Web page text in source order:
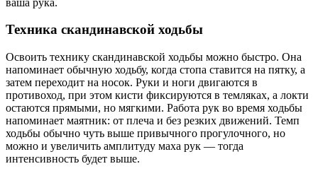
Техника скандинавской ходьбы
Освоить технику скандинавской ходьбы можно быстро. Она
напоминает обычную ходьбу, когда стопа ставится на пятку, а
затем переходит на носок. Руки и ноги двигаются в
противоход, при этом кисти фиксируются в темляках, а локти
остаются прямыми, но мягкими. Работа рук во время ходьбы
напоминает маятник: от плеча и без резких движений. Темп
ходьбы обычно чуть выше привычного прогулочного, но
можно и увеличить амплитуду маха рук — тогда
интенсивность будет выше.